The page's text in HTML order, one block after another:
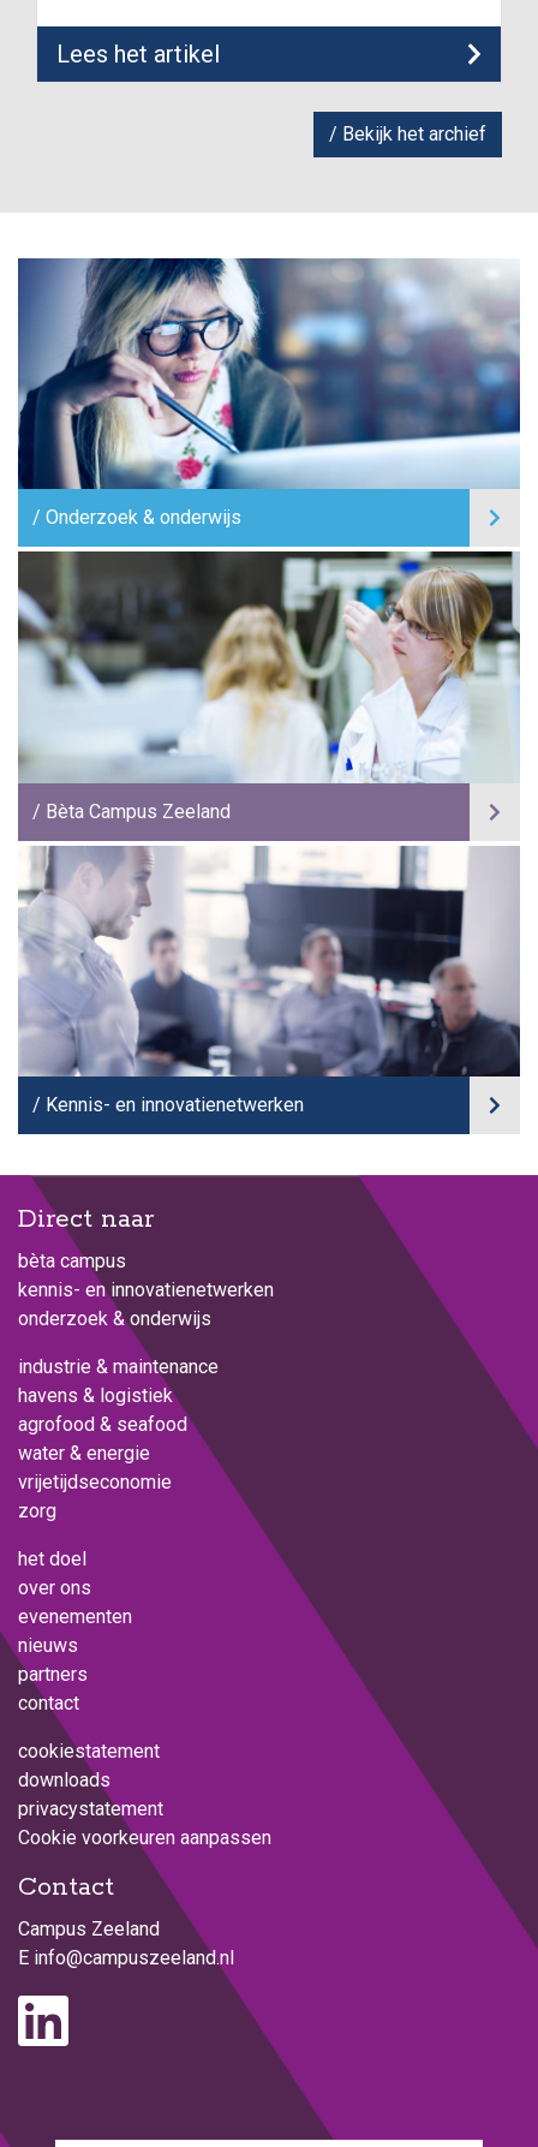
Lees het artikel
Bekijk het archief
Onderzoek & onderwijs
Bèta Campus Zeeland
Kennis- en innovatienetwerken
Direct naar
bèta campus
kennis- en innovatienetwerken
onderzoek & onderwijs
industrie & maintenance
havens & logistiek
agrofood & seafood
water & energie
vrijetijdseconomie
zorg
het doel
over ons
evenementen
nieuws
partners
contact
cookiestatement
downloads
privacystatement
Cookie voorkeuren aanpassen
Contact
Campus Zeeland
E info@campuszeeland.nl